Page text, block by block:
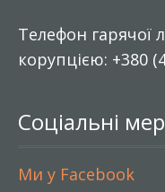
Телефон гарячої
корупцією: +380
Соціальні
Ми у Facebook